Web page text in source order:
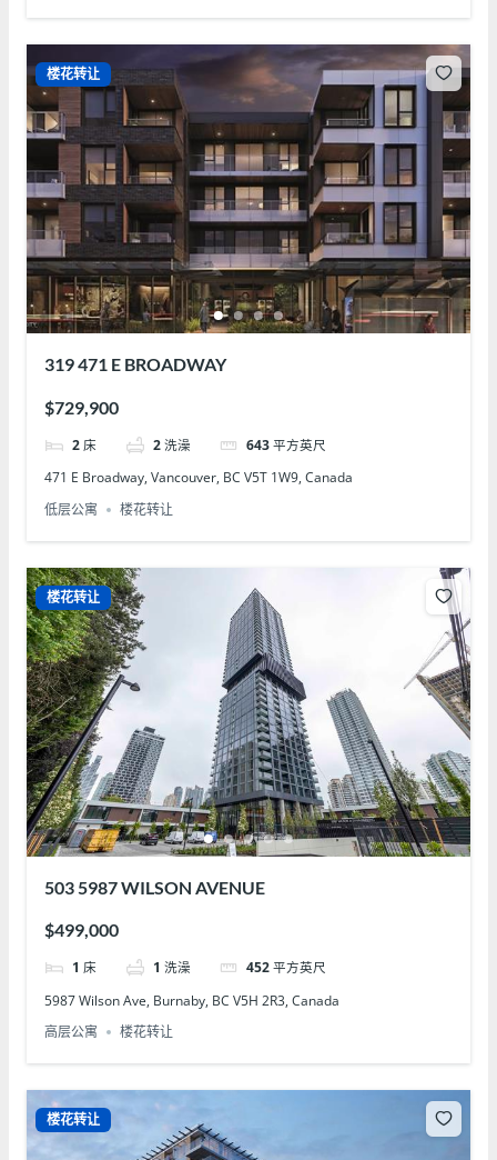
楼花转让
319 471 E BROADWAY
$729,900
2 床 2 洗澡 643 平方英尺
471 E Broadway, Vancouver, BC V5T 1W9, Canada
低层公寓
楼花转让
楼花转让
503 5987 WILSON AVENUE
$499,000
1 床 1 洗澡 452 平方英尺
5987 Wilson Ave, Burnaby, BC V5H 2R3, Canada
高层公寓
楼花转让
楼花转让